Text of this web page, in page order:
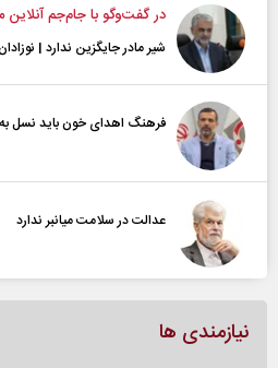
در گفت‌و‌گو با جام‌جم
شیر مادر جایگزین ندارد |
فرهنگ اهدای خون باید نسل
عدالت در سلامت میانبر ندارد
نیازمندی ها